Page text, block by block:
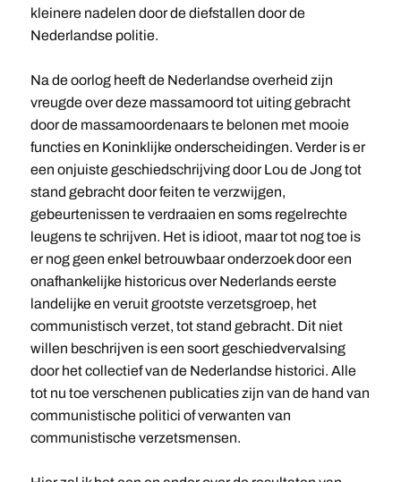
kleinere nadelen door de diefstallen door de
Nederlandse politie.
Na de oorlog heeft de Nederlandse overheid zijn
vreugde over deze massamoord tot uiting gebracht
door de massamoordenaars te belonen met mooie
functies en Koninklijke onderscheidingen. Verder is er
een onjuiste geschiedschrijving door Lou de Jong tot
stand gebracht door feiten te verzwijgen,
gebeurtenissen te verdraaien en soms regelrechte
leugens te schrijven. Het is idioot, maar tot nog toe is
er nog geen enkel betrouwbaar onderzoek door een
onafhankelijke historicus over Nederlands eerste
landelijke en veruit grootste verzetsgroep, het
communistisch verzet, tot stand gebracht. Dit niet
willen beschrijven is een soort geschiedvervalsing
door het collectief van de Nederlandse historici. Alle
tot nu toe verschenen publicaties zijn van de hand van
communistische politici of verwanten van
communistische verzetsmensen.